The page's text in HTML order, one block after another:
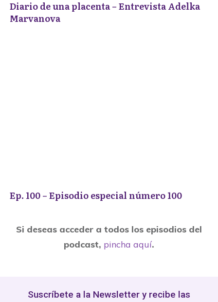
Diario de una placenta – Entrevista Adelka
Marvanova
Ep. 100 – Episodio especial número 100
Si deseas acceder a todos los episodios del
podcast, pincha aquí.
Suscríbete a la Newsletter y recibe las